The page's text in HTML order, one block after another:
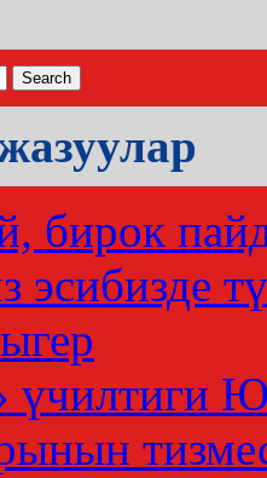
бирок
эсибизде
үчилтиги